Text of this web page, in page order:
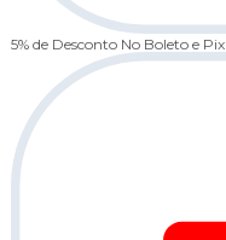
5% de Desconto No Boleto e Pix